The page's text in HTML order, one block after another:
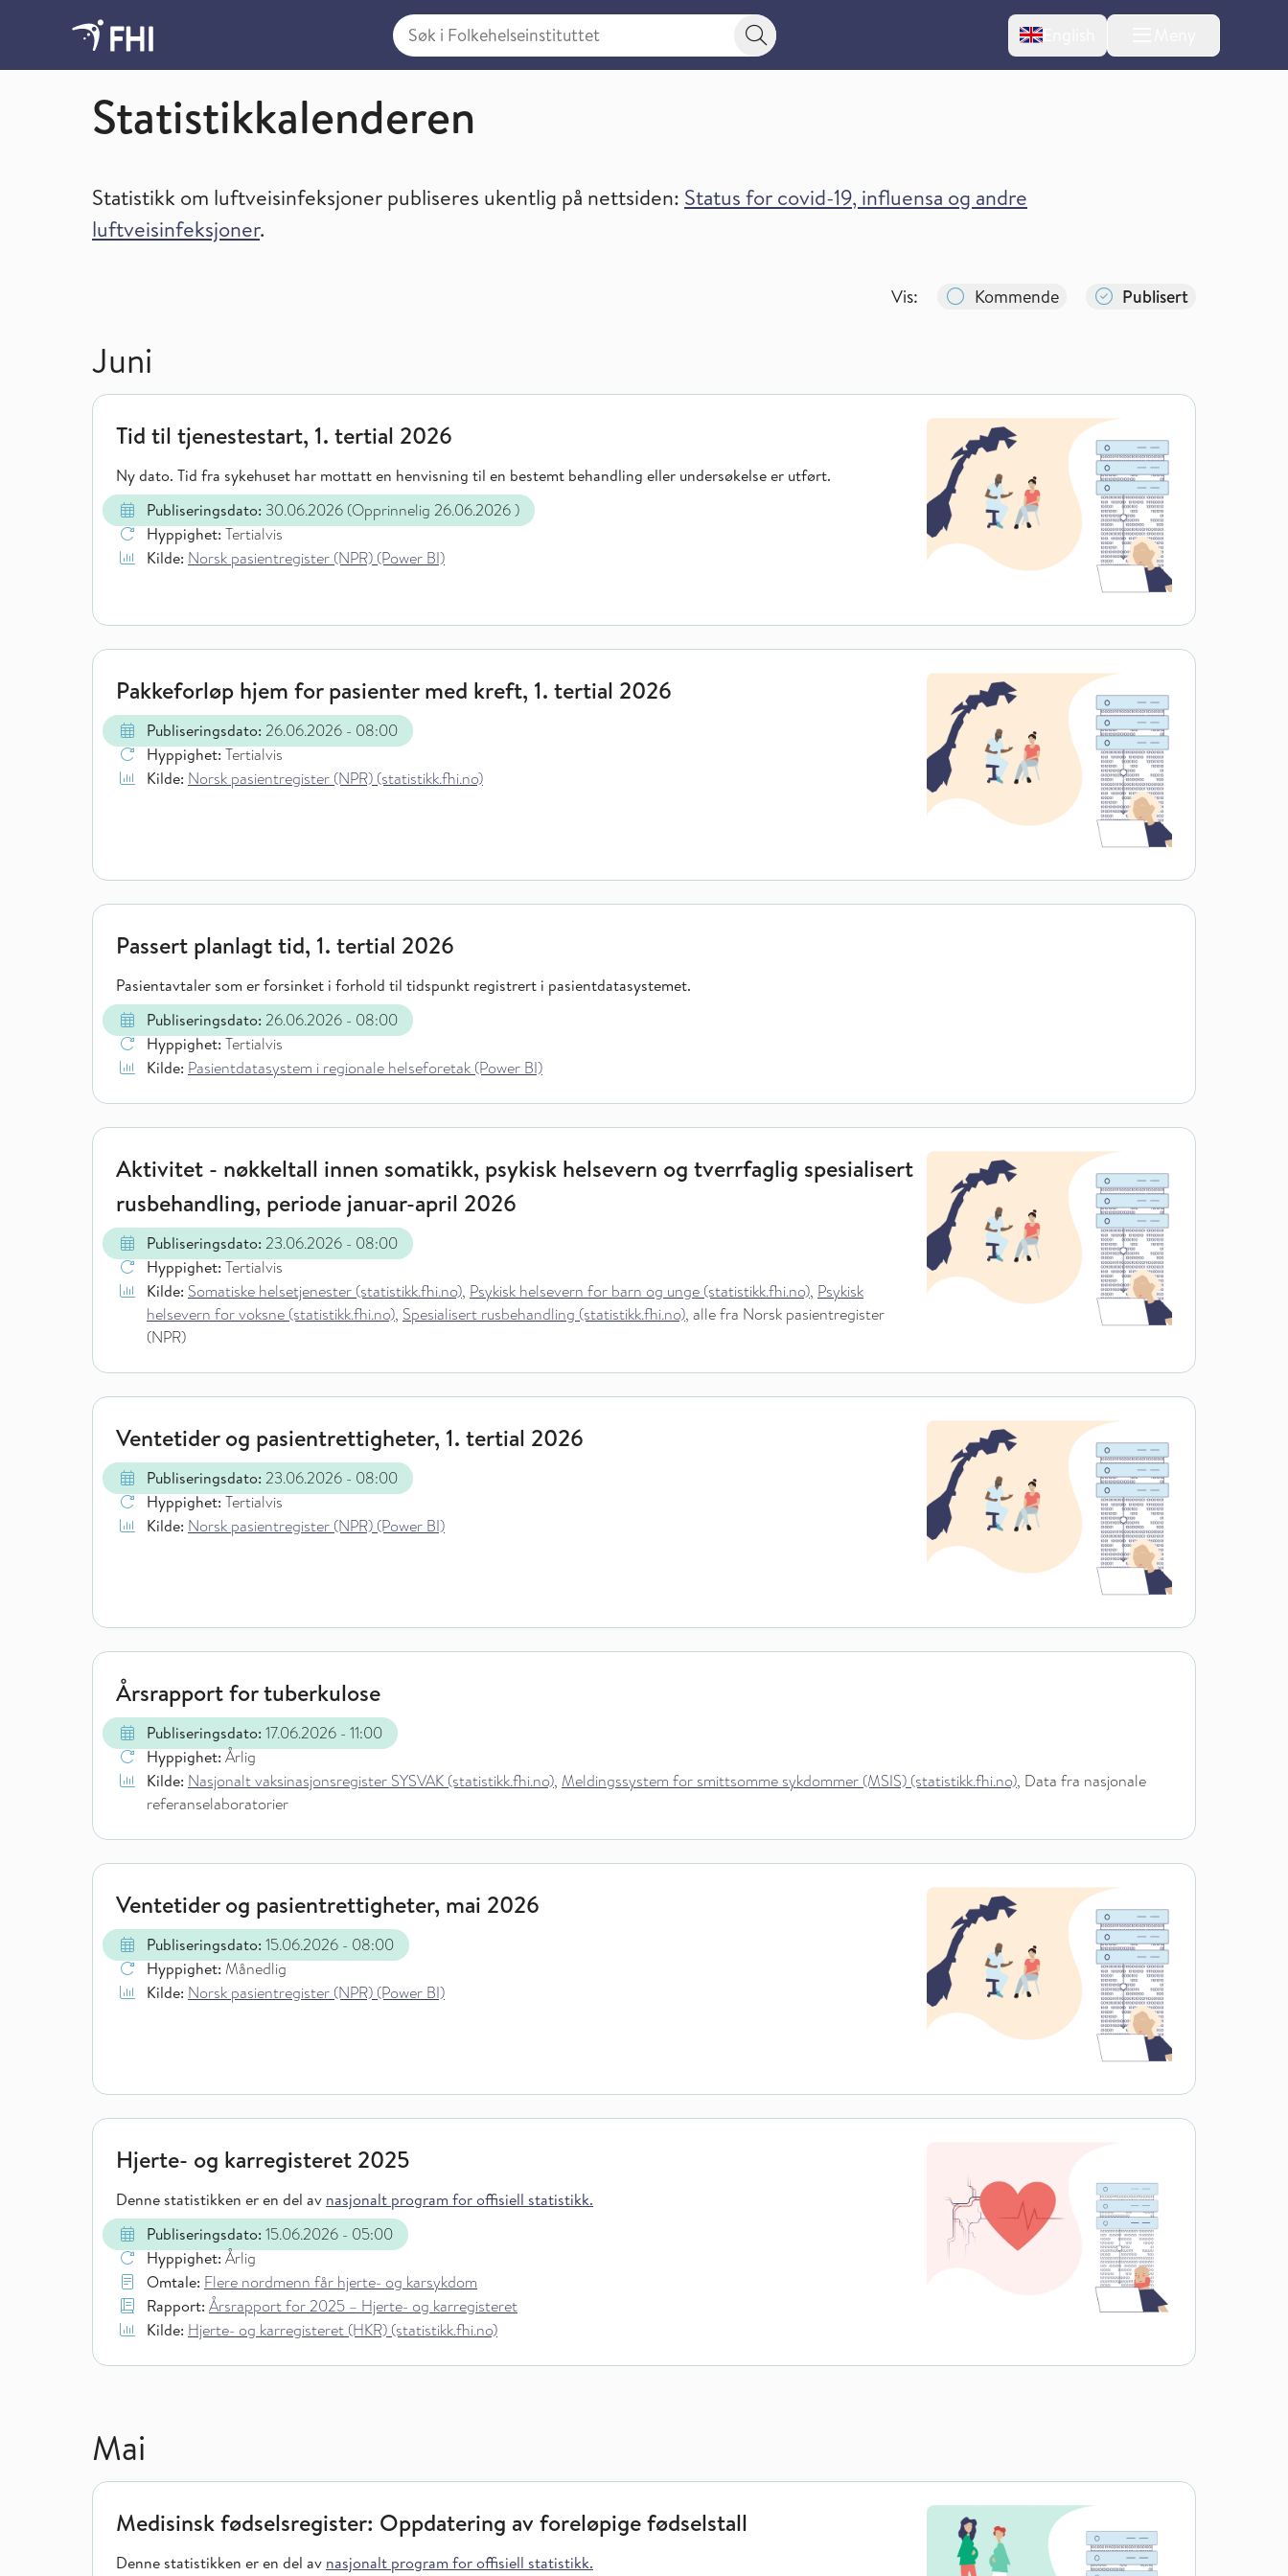
Søk i Folkehelseinstituttet
Søkeknapp English
Statistikkalender og tilgang til statistikk
Statistikkalenderen
Statistikk om luftveisinfeksjoner publiseres ukentlig på nettsiden: Status for covid-19, influensa og andre
luftveisinfeksjoner.
Vis: Kommende Publisert
Juni
Tid til tjenestestart, 1. tertial 2026
Ny dato. Tid fra sykehuset har mottatt en henvisning til en bestemt behandling eller undersøkelse er utført.
Publiseringsdato: 30.06.2026 (Opprinnelig 26.06.2026)
Hyppighet: Tertialvis
Kilde: Norsk pasientregister (NPR) (Power BI)
Pakkeforløp hjem for pasienter med kreft, 1. tertial 2026
Publiseringsdato: 26.06.2026 - 08:00
Hyppighet: Tertialvis
Kilde: Norsk pasientregister (NPR) (statistikk.fhi.no)
Passert planlagt tid, 1. tertial 2026
Pasientavtaler som er forsinket i forhold til tidspunkt registrert i pasientdatasystemet.
Publiseringsdato: 26.06.2026 - 08:00
Hyppighet: Tertialvis
Kilde: Pasientdatasystem i regionale helseforetak (Power BI)
Aktivitet - nøkkeltall innen somatikk, psykisk helsevern og tverrfaglig spesialisert
rusbehandling, periode januar-april 2026
Publiseringsdato: 23.06.2026 - 08:00
Hyppighet: Tertialvis
Kilde: Somatiske helsetjenester (statistikk.fhi.no), Psykisk helsevern for barn og unge (statistikk.fhi.no), Psykisk
helsevern for voksne (statistikk.fhi.no), Spesialisert rusbehandling (statistikk.fhi.no), alle fra Norsk pasientregister
(NPR)
Ventetider og pasientrettigheter, 1. tertial 2026
Publiseringsdato: 23.06.2026 - 08:00
Hyppighet: Tertialvis
Kilde: Norsk pasientregister (NPR) (Power BI)
Årsrapport for tuberkulose
Publiseringsdato: 17.06.2026 - 11:00
Hyppighet: Årlig
Kilde: Nasjonalt vaksinasjonsregister SYSVAK (statistikk.fhi.no), Meldingssystem for smittsomme sykdommer (MSIS) (statistikk.fhi.no), Data fra nasjonale
referanselaboratorier
Ventetider og pasientrettigheter, mai 2026
Publiseringsdato: 15.06.2026 - 08:00
Hyppighet: Månedlig
Kilde: Norsk pasientregister (NPR) (Power BI)
Hjerte- og karregisteret 2025
Denne statistikken er en del av nasjonalt program for offisiell statistikk.
Publiseringsdato: 15.06.2026 - 05:00
Hyppighet: Årlig
Omtale: Flere nordmenn får hjerte- og karsykdom
Rapport: Årsrapport for 2025 – Hjerte- og karregisteret
Kilde: Hjerte- og karregisteret (HKR) (statistikk.fhi.no)
Mai
Medisinsk fødselsregister: Oppdatering av foreløpige fødselstall
Denne statistikken er en del av nasjonalt program for offisiell statistikk.